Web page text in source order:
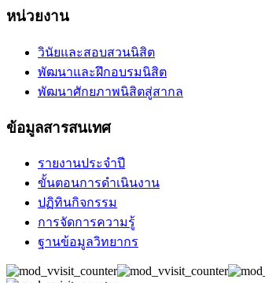
หน่วยงาน
วินัยและสอบสวนนิสิต
พัฒนาและฝึกอบรมนิสิต
พัฒนาศักยภาพนิสิตสู่สากล
ข้อมูลสารสนเทศ
รายงานประจำปี
ขั้นตอนการดำเนินงาน
ปฏิทินกิจกรรม
การจัดการความรู้
ฐานข้อมูลวิทยากร